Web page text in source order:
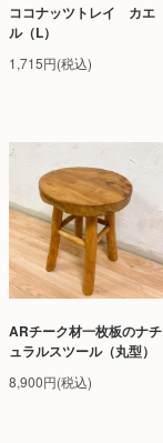
ココナッツトレイ カエ
ル（L）
1,715円(税込)
ARチーク材一枚板のナチ
ュラルスツール（丸型）
8,900円(税込)